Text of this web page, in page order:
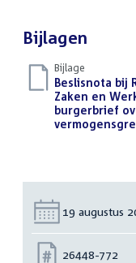
Bijlagen
Bijlage
Download
bestand:
Beslisnota bij
Zaken en
burgerbrief
Datum:
19 augustus
Nummer:
26448-772